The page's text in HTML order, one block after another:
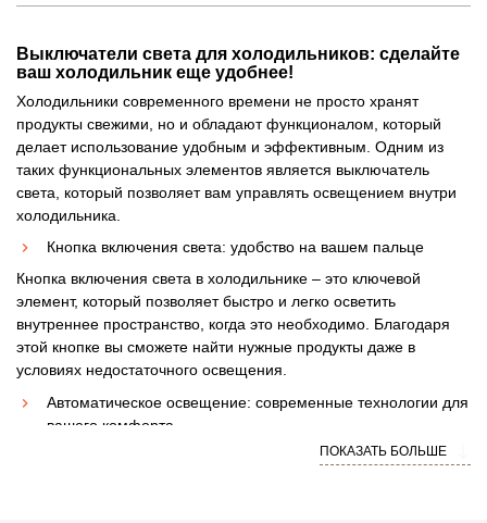
Выключатели света для холодильников: сделайте
ваш холодильник еще удобнее!
Холодильники современного времени не просто хранят
продукты свежими, но и обладают функционалом, который
делает использование удобным и эффективным. Одним из
таких функциональных элементов является выключатель
света, который позволяет вам управлять освещением внутри
холодильника.
Кнопка включения света: удобство на вашем пальце
Кнопка включения света в холодильнике – это ключевой
элемент, который позволяет быстро и легко осветить
внутреннее пространство, когда это необходимо. Благодаря
этой кнопке вы сможете найти нужные продукты даже в
условиях недостаточного освещения.
Автоматическое освещение: современные технологии для
вашего комфорта
Современные холодильники оснащены автоматической
ПОКАЗАТЬ БОЛЬШЕ